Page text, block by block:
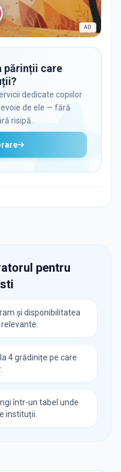
AD
părinții care
dedicate copiilor
de ele — fără
risipă.
pentru
și disponibilitatea
4 grădinițe pe care
într-un tabel unde
instituții.